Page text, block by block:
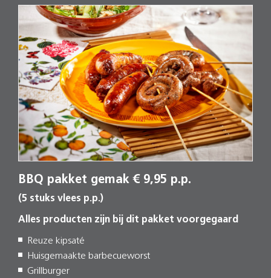
BBQ pakket gemak € 9,95 p.p.
(5 stuks vlees p.p.)
Alles producten zijn bij dit pakket voorgegaard
Reuze kipsaté
Huisgemaakte barbecueworst
Grillburger